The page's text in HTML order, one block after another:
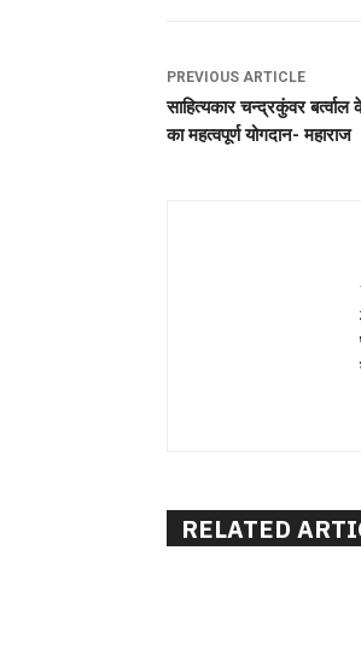
PREVIOUS ARTICLE
साहित्यकार चन्द्रकुंवर
का महत्वपूर्ण योगदान- महाराज
RELATED